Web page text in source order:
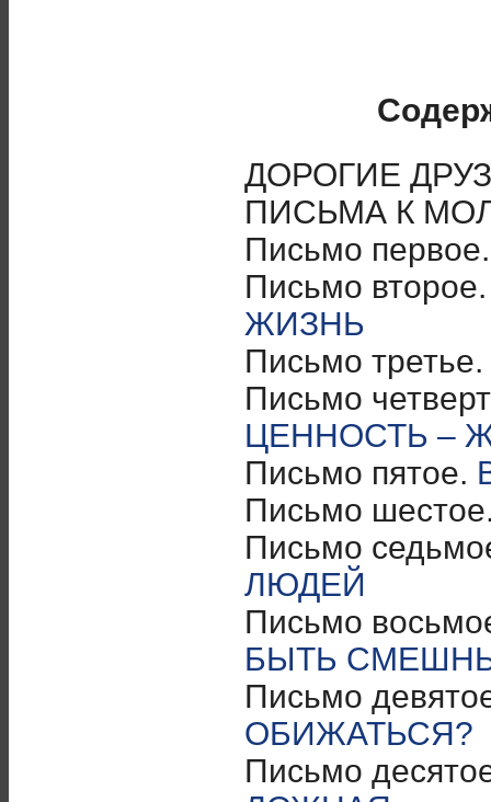
ДОРОГИЕ
ПИСЬМА К
Письмо
Письмо
ЖИЗНЬ
Письмо третье.
Письмо
ЦЕННОСТЬ –
Письмо пятое.
Письмо
Письмо
ЛЮДЕЙ
Письмо
БЫТЬ
Письмо
ОБИЖАТЬСЯ?
Письмо